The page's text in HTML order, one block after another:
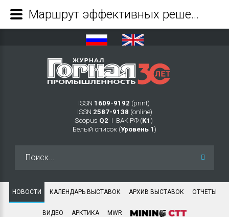
ISSN 1609-9192 (print)
ISSN 2587-9138 (online)
Scopus Q2 Ι ВАК РФ (K1 )
Белый список (Уровень 1 )
НОВОСТИ КАЛЕНДАРЬ ВЫСТАВОК АРХИВ ВЫСТАВОК ОТЧЕТЫ
ВИДЕО АРКТИКА MWR
Маршрут эффективных решений: Индустриальная экскурсия на MiningWorld Russia 2026 - Журнал Горная промышленность